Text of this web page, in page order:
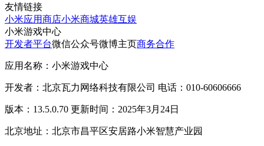
友情链接
小米应用商店小米商城英雄互娱
小米游戏中心
开发者平台微信公众号微博主页商务合作
应用名称：小米游戏中心
开发者：北京瓦力网络科技有限公司 电话：010-60606666
版本：13.5.0.70 更新时间：2025年3月24日
北京地址：北京市昌平区安居路小米智慧产业园